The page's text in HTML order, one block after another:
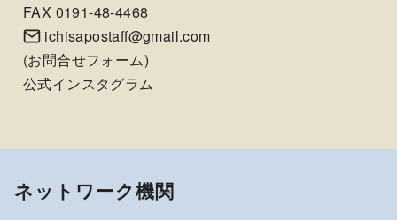
FAX 0191-48-4468
ichisapostaff@gmail.com
(お問合せフォーム)
公式インスタグラム
ネットワーク機関